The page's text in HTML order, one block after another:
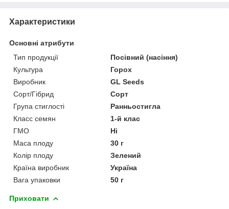
Характеристики
Основні атрибути
Тип продукції
Посівний (насіння)
Культура
Горох
Виробник
GL Seeds
Сорт/Гібрид
Сорт
Група стиглості
Ранньостигла
Класс семян
1-й клас
ГМО
Ні
Маса плоду
30 г
Колір плоду
Зелений
Країна виробник
Україна
Вага упаковки
50 г
Приховати